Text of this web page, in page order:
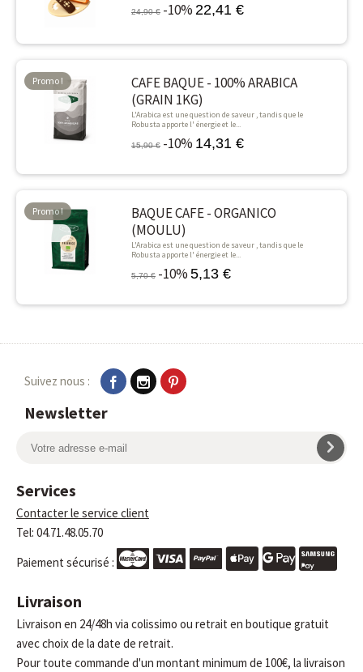
24,90 € -10% 22,41 €
CAFE BAQUE - 100% ARABICA
(GRAIN 1KG)
L'Arabica est une question de saveur , tandis que le
Robusta apporte l' énergie et le...
15,90 € -10% 14,31 €
Promo !
BAQUE CAFE - ORGANICO
(MOULU)
L'Arabica est une question de saveur , tandis que le
Robusta apporte l' énergie et le...
5,70 € -10% 5,13 €
Promo !
-10%
Suivez nous :
Newsletter
Services
Contacter le service client
Tel: 04.71.48.05.70
Paiement sécurisé :
Livraison
Livraison en 24/48h via colissimo ou retrait en boutique gratuit
avec choix de la date de retrait.
Pour toute commande d'un montant minimum de 100€, la livraison